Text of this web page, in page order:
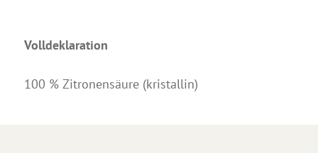
Volldeklaration
100 % Zitronensäure (kristallin)